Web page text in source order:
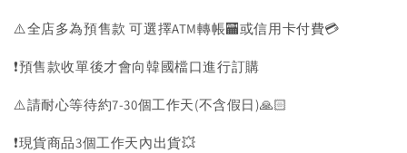
⚠️全店多為預售款 可選擇ATM轉帳🏧或信用卡付費💳
❗️預售款收單後才會向韓國檔口進行訂購
⚠️請耐心等待約7-30個工作天(不含假日)🙏🏻
❗️現貨商品3個工作天內出貨💥